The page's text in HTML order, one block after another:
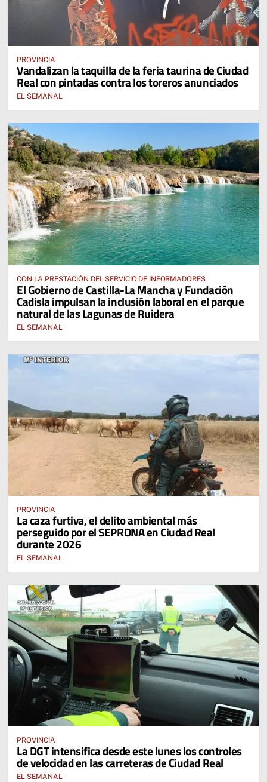
PROVINCIA
Vandalizan la taquilla de la feria taurina de Ciudad
Real con pintadas contra los toreros anunciados
EL SEMANAL
CON LA PRESTACIÓN DEL SERVICIO DE INFORMADORES
El Gobierno de Castilla-La Mancha y Fundación
Cadisla impulsan la inclusión laboral en el parque
natural de las Lagunas de Ruidera
EL SEMANAL
PROVINCIA
La caza furtiva, el delito ambiental más
perseguido por el SEPRONA en Ciudad Real
durante 2026
EL SEMANAL
PROVINCIA
La DGT intensifica desde este lunes los controles
de velocidad en las carreteras de Ciudad Real
EL SEMANAL